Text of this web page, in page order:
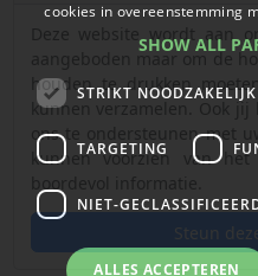
Deze website wordt aan
aangeboden maar om de
houden te drukken
kunnen verzamelen. Ook
ons te ondersteunen met
kunnen voorzien van
Steun
cookies in overeenstemming
SHOW ALL
STRIKT NOODZAKELIJK
TARGETING
NIET-
ALLES ACCEPTEREN